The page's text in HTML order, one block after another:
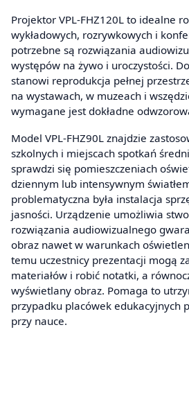
Projektor VPL-FHZ120L to idealne
wykładowych, rozrywkowych i
potrzebne są rozwiązania
występów na żywo i uroczystości.
stanowi reprodukcja pełnej
na wystawach, w muzeach i
wymagane jest dokładne
Model VPL-FHZ90L znajdzie
szkolnych i miejscach spotkań
sprawdzi się pomieszczeniach
dziennym lub intensywnym
problematyczna była instalacja
jasności. Urządzenie umożliwia
rozwiązania audiowizualnego
obraz nawet w warunkach
temu uczestnicy prezentacji mogą
materiałów i robić notatki, a
wyświetlany obraz. Pomaga to
przypadku placówek edukacyjnych
przy nauce.